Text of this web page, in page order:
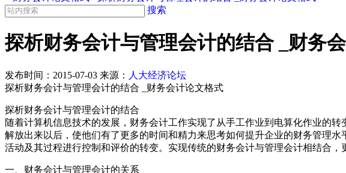
搜索
探析财务会计与管理会计的结合 _财务
发布时间： 2015-07-03 来源： 人大经济论坛
探析财务会计与管理会计的结合 _财务会计论文格式
探析财务会计与管理会计的结合
随着计算机信息技术的发展，财务会计工作实现了从手工作业到电算化作业的
解放出来以后，使他们有了更多的时间和精力来思考如何提升企业的财务管理
活动及其过程进行控制和评价的转变。实现传统的财务会计与管理会计相结合
一、财务会计与管理会计的关系